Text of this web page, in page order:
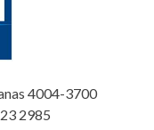
4004-3700
2985